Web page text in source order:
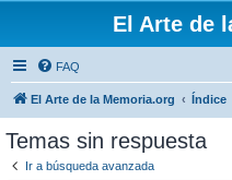
El Arte de
FAQ
El Arte de la Memoria.org Índice
Temas sin respuesta
Ir a búsqueda avanzada